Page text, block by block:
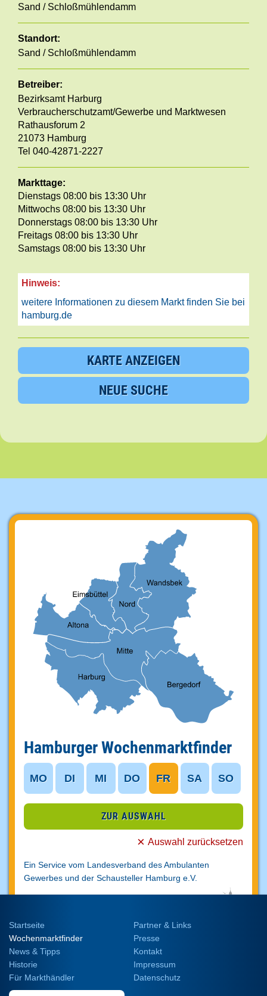
Sand / Schloßmühlendamm
Standort:
Sand / Schloßmühlendamm
Betreiber:
Bezirksamt Harburg
Verbraucherschutzamt/Gewerbe und Marktwesen
Rathausforum 2
21073 Hamburg
Tel 040-42871-2227
Markttage:
Dienstags 08:00 bis 13:30 Uhr
Mittwochs 08:00 bis 13:30 Uhr
Donnerstags 08:00 bis 13:30 Uhr
Freitags 08:00 bis 13:30 Uhr
Samstags 08:00 bis 13:30 Uhr
Hinweis:
weitere Informationen zu diesem Markt finden Sie bei
hamburg.de
KARTE ANZEIGEN
NEUE SUCHE
Hamburger Wochenmarktfinder
MO DI MI DO FR SA SO
ZUR AUSWAHL
Auswahl zurücksetzen
Ein Service vom Landesverband des Ambulanten
Gewerbes und der Schausteller Hamburg e.V.
Startseite
Wochenmarktfinder
News & Tipps
Historie
Für Markthändler
Partner & Links
Presse
Kontakt
Impressum
Datenschutz